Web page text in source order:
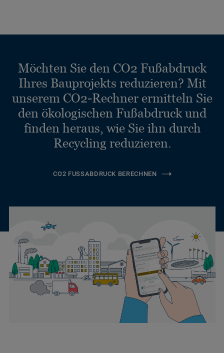
Möchten Sie den CO2 Fußabdruck
Ihres Bauprojekts reduzieren? Mit
unserem CO2-Rechner ermitteln Sie
den ökologischen Fußabdruck und
finden heraus, wie Sie ihn durch
Recycling reduzieren.
CO2 FUSSABDRUCK BERECHNEN